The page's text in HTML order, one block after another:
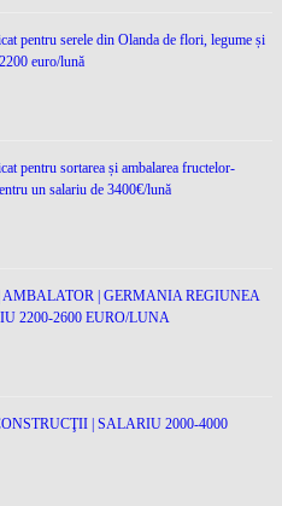
pentru serele din Olanda de flori, legume și
euro/lună
pentru sortarea și ambalarea fructelor-
un salariu de 3400€/lună
| GERMANIA REGIUNEA
2200-2600 EURO/LUNA
| SALARIU 2000-4000